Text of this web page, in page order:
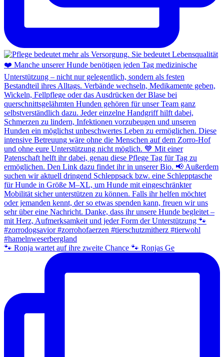
🐾 Ronja wartet auf ihre zweite Chance 🐾 Ronjas Ge